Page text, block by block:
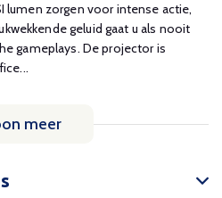
lumen zorgen voor intense actie,
geluid gaat u als nooit
gameplays. De projector is
meer